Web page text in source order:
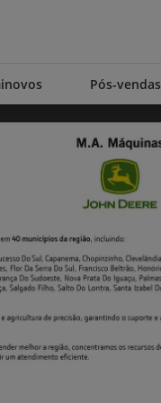
Pós-vendas